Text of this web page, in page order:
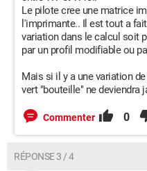
Le pilote cree une matrice
l'imprimante.. Il est tout a
variation dans le calcul soit
par un profil modifiable ou
Mais si il y a une variation
vert "bouteille" ne deviendra
Commenter 0
RÉPONSE 3 / 4